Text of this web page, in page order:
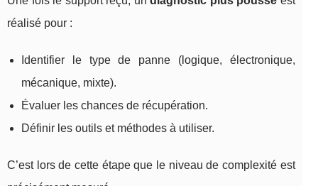
réalisé pour :
Identifier le type de panne (logique, électronique,
mécanique, mixte).
Évaluer les chances de récupération.
Définir les outils et méthodes à utiliser.
C’est lors de cette étape que le niveau de complexité est